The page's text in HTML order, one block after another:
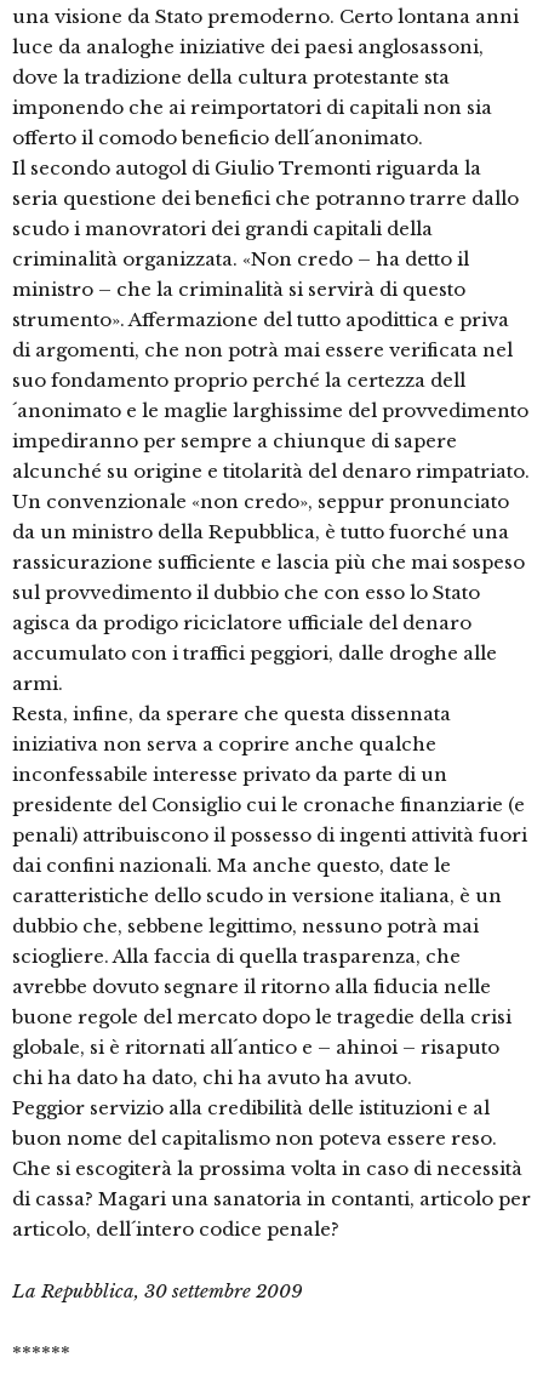
una visione da Stato premoderno. Certo lontana anni
luce da analoghe iniziative dei paesi anglosassoni,
dove la tradizione della cultura protestante sta
imponendo che ai reimportatori di capitali non sia
offerto il comodo beneficio dell´anonimato.
Il secondo autogol di Giulio Tremonti riguarda la
seria questione dei benefici che potranno trarre dallo
scudo i manovratori dei grandi capitali della
criminalità organizzata. «Non credo – ha detto il
ministro – che la criminalità si servirà di questo
strumento». Affermazione del tutto apodittica e priva
di argomenti, che non potrà mai essere verificata nel
suo fondamento proprio perché la certezza dell
´anonimato e le maglie larghissime del provvedimento
impediranno per sempre a chiunque di sapere
alcunché su origine e titolarità del denaro rimpatriato.
Un convenzionale «non credo», seppur pronunciato
da un ministro della Repubblica, è tutto fuorché una
rassicurazione sufficiente e lascia più che mai sospeso
sul provvedimento il dubbio che con esso lo Stato
agisca da prodigo riciclatore ufficiale del denaro
accumulato con i traffici peggiori, dalle droghe alle
armi.
Resta, infine, da sperare che questa dissennata
iniziativa non serva a coprire anche qualche
inconfessabile interesse privato da parte di un
presidente del Consiglio cui le cronache finanziarie (e
penali) attribuiscono il possesso di ingenti attività fuori
dai confini nazionali. Ma anche questo, date le
caratteristiche dello scudo in versione italiana, è un
dubbio che, sebbene legittimo, nessuno potrà mai
sciogliere. Alla faccia di quella trasparenza, che
avrebbe dovuto segnare il ritorno alla fiducia nelle
buone regole del mercato dopo le tragedie della crisi
globale, si è ritornati all´antico e – ahinoi – risaputo
chi ha dato ha dato, chi ha avuto ha avuto.
Peggior servizio alla credibilità delle istituzioni e al
buon nome del capitalismo non poteva essere reso.
Che si escogiterà la prossima volta in caso di necessità
di cassa? Magari una sanatoria in contanti, articolo per
articolo, dell´intero codice penale?
La Repubblica, 30 settembre 2009
******